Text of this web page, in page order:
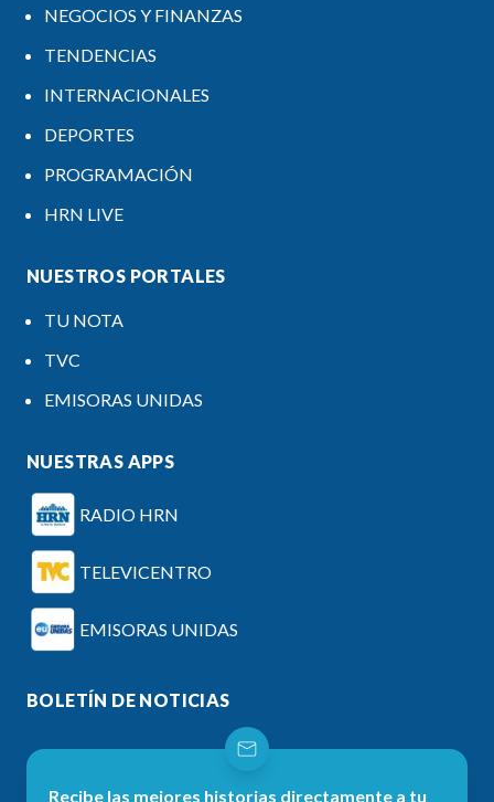
NEGOCIOS Y FINANZAS
TENDENCIAS
INTERNACIONALES
DEPORTES
PROGRAMACIÓN
HRN LIVE
NUESTROS PORTALES
TU NOTA
TVC
EMISORAS UNIDAS
NUESTRAS APPS
RADIO HRN
TELEVICENTRO
EMISORAS UNIDAS
BOLETÍN DE NOTICIAS
Recibe las mejores historias directamente a tu